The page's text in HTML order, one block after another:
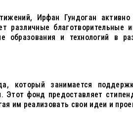
Ирфан Гундоган активно
различные благотворительные
образования и технологий в
который занимается
Этот фонд предоставляет
им реализовать свои идеи и